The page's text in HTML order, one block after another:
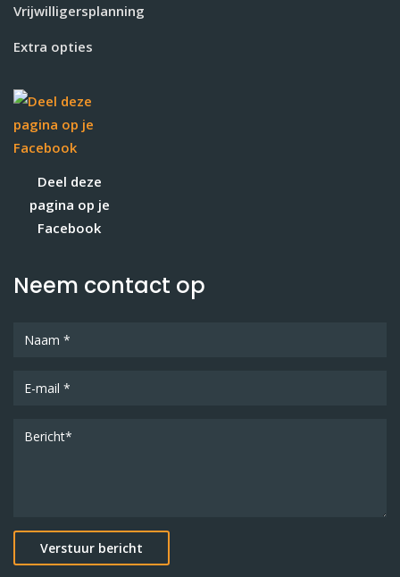
Vrijwilligersplanning
Extra opties
Deel deze
pagina op je
Facebook
Neem contact op